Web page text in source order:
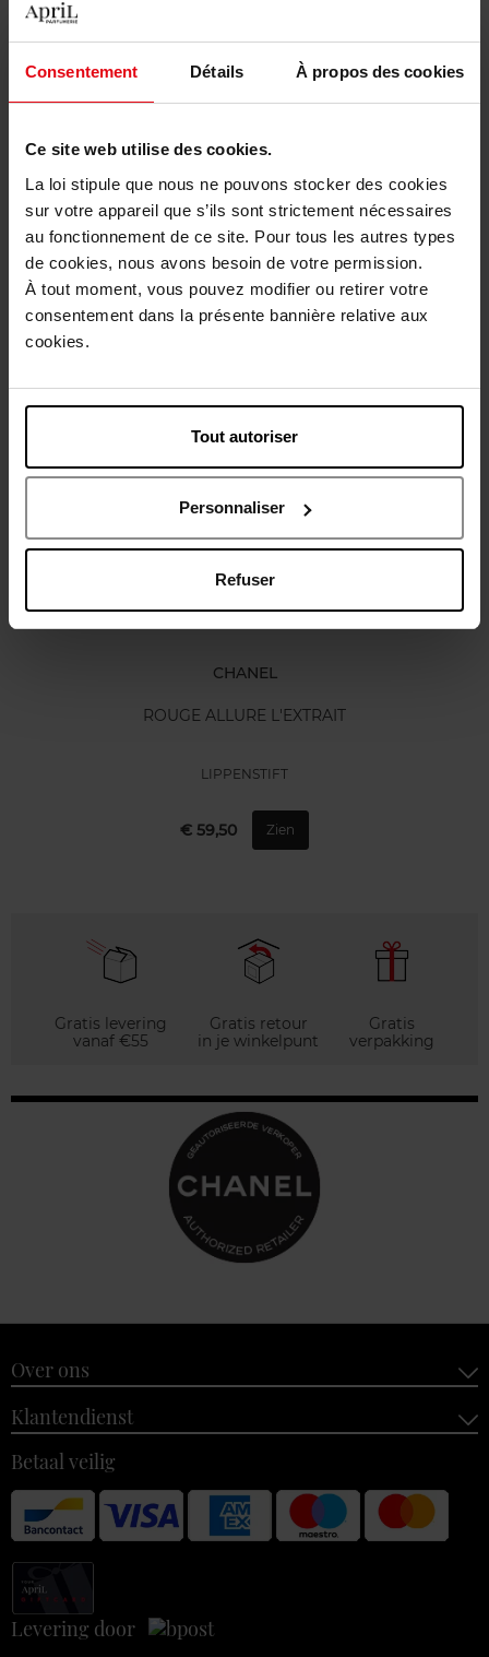
Consentement Détails À propos des cookies
Ce site web utilise des cookies.
La loi stipule que nous ne pouvons stocker des cookies
sur votre appareil que s’ils sont strictement nécessaires
au fonctionnement de ce site. Pour tous les autres types
de cookies, nous avons besoin de votre permission.
À tout moment, vous pouvez modifier ou retirer votre
consentement dans la présente bannière relative aux
cookies.
Tout autoriser
Personnaliser
Refuser
Gratis retour in je winkelpunt
Gratis verpakking
Beschrijving
Gebruiksadvies
Karakteristieken
Nog iets vergeten ?
CHANEL
ROUGE ALLURE L'EXTRAIT
LIPPENSTIFT
€ 59,50 Zien
Gratis levering
vanaf €55
Gratis retour
in je winkelpunt
Gratis
verpakking
Over ons
Klantendienst
Betaal veilig
Levering door